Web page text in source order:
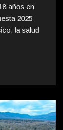
años en
2025
la salud